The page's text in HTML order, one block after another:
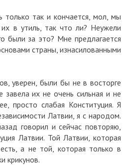
только так и кончается, мол, мы
в утиль, так что ли? Неужели
были за это? Мне предлагается
страны, изнасилованными
уверен, были бы не в восторге
завела их не очень сильная и не
просто слабая Конституция. Я
Латвии, я с народом.
говорил и сейчас повторяю,
Латвии. Той Латвии, которая
а не той, которая только в
крикунов.